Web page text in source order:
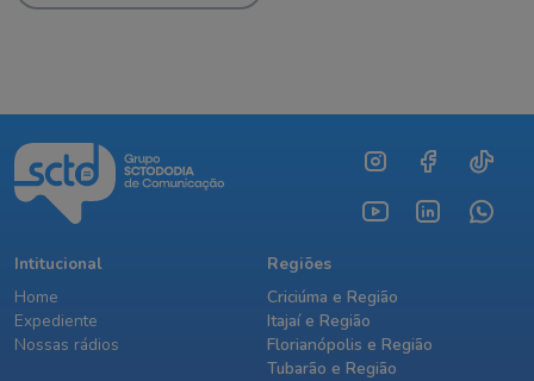
Intitucional
Home
Expediente
Nossas rádios
Regiões
Criciúma e Região
Itajaí e Região
Florianópolis e Região
Tubarão e Região